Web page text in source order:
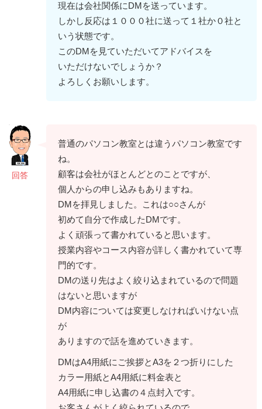
現在は会社関係にDMを送っています。
しかし反応は１０００社に送って１社か０社と
いう状態です。
このDMを見ていただいてアドバイスを
いただけないでしょうか？
よろしくお願いします。
回答
普通のパソコン教室とは違うパソコン教室です
ね。
顧客は会社がほとんどとのことですが、
個人からの申し込みもありますね。
DMを拝見しました。これは○○さんが
初めて自分で作成したDMです。
よく頑張って書かれていると思います。
授業内容やコース内容が詳しく書かれていて専
門的です。
DMの送り先はよく絞り込まれているので問題
はないと思いますが
DM内容については変更しなければいけない点
が
ありますので話を進めていきます。
DMはA4用紙にご挨拶とA3を２つ折りにした
カラー用紙とA4用紙に料金表と
A4用紙に申し込書の４点封入です。